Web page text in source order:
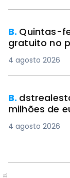
B. Quintas-
gratuito no
4 agosto 2026
B.
milhões de
4 agosto 2026